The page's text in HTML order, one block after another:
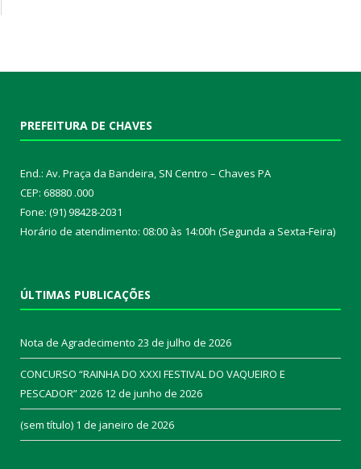
PREFEITURA DE CHAVES
End.: Av. Praça da Bandeira, SN Centro – Chaves PA
CEP: 68880 .000
Fone: (91) 98428-2031
Horário de atendimento: 08:00 às 14:00h (Segunda a Sexta-Feira)
ÚLTIMAS PUBLICAÇÕES
Nota de Agradecimento 23 de julho de 2026
CONCURSO “RAINHA DO XXXI FESTIVAL DO VAQUEIRO E
PESCADOR” 2026 12 de junho de 2026
(sem título) 1 de janeiro de 2026